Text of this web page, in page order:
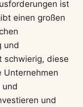
ist
einen großen
und
schwierig, diese
Unternehmen
und
und